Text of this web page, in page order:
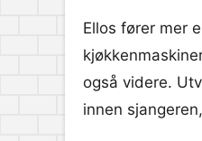
Ellos fører mer
også videre.
innen